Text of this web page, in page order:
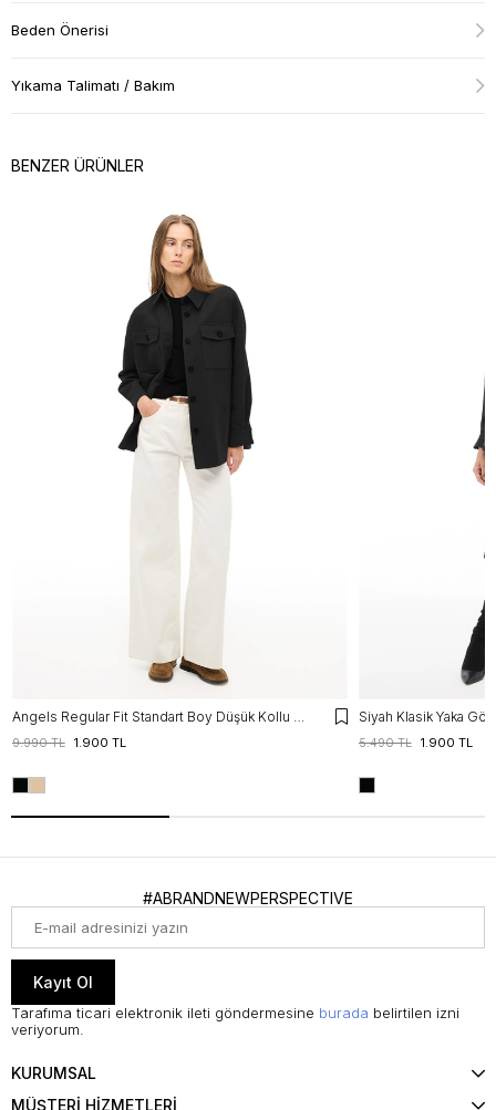
Beden Önerisi
Yıkama Talimatı / Bakım
BENZER ÜRÜNLER
Angels Regular Fit Standart Boy Düşük Kollu Gömlek Yaka Siyah Mont
1.900 TL
9.990 TL
Siyah Klasik Yaka
1.900 TL
5.490 TL
#ABRANDNEWPERSPECTIVE
Kayıt Ol
Tarafıma ticari elektronik ileti göndermesine burada belirtilen izni
veriyorum.
KURUMSAL
MÜŞTERİ HİZMETLERİ